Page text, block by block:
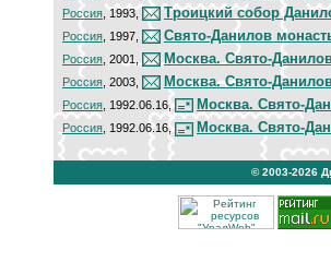
Россия , 1993, Троицкий собор
Россия , 1997, Свято-Данилов
Россия , 2001, Москва. Свято-
Россия , 2003, Москва. Свято-
Россия , 1992.06.16, Москва. Свято-
Россия , 1992.06.16, Москва. Свято-
© 2003-2026